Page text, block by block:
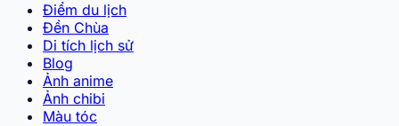
Điểm du lịch
Đền Chùa
Di tích lịch sử
Blog
Ảnh anime
Ảnh chibi
Màu tóc